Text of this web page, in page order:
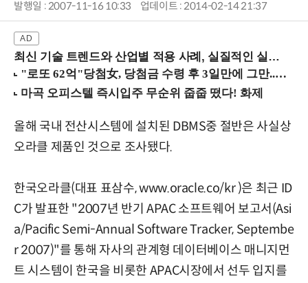
발행일 : 2007-11-16 10:33 업데이트 : 2014-02-14 21:37
최신 기술 트렌드와 산업별 적용 사례, 실질적인 실행 전략을 공유 (9/18 양재역)
올해 국내 전산시스템에 설치된 DBMS중 절반은 사실상
오라클 제품인 것으로 조사됐다.
한국오라클(대표 표삼수, www.oracle.co/kr )은 최근 ID
C가 발표한 "2007년 반기 APAC 소프트웨어 보고서(Asi
a/Pacific Semi-Annual Software Tracker, Septembe
r 2007)"를 통해 자사의 관계형 데이터베이스 매니지먼
트 시스템이 한국을 비롯한 APAC시장에서 선두 입지를